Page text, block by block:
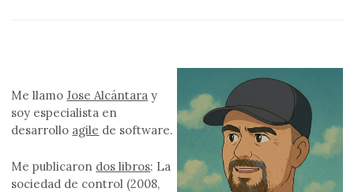
Me llamoJose Alcántara y
soy especialista en
desarrollo agile de software.
Me publicaron dos libros: La
sociedad de control (2008,